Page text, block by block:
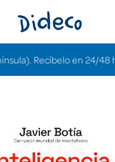
Recíbelo en 24/48